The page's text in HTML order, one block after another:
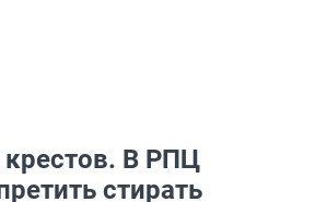
крестов. В РПЦ
стирать